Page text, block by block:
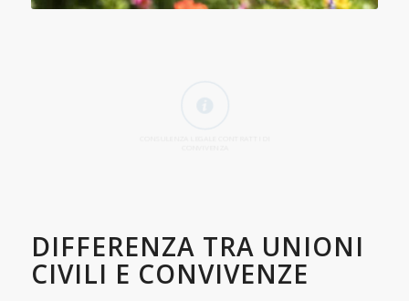
DIFFERENZA TRA UNIONI
CIVILI E CONVIVENZE